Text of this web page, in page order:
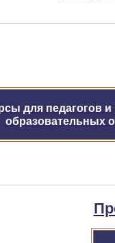
для педагогов
образовательных